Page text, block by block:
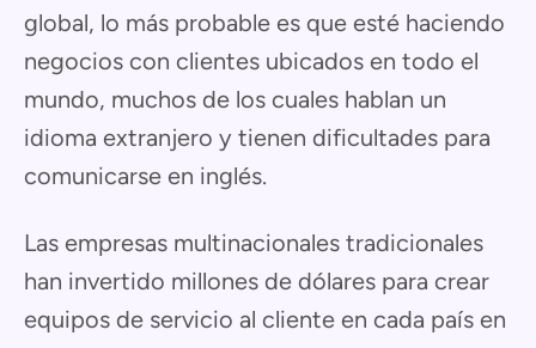
global, lo más probable es que esté haciendo
negocios con clientes ubicados en todo el
mundo, muchos de los cuales hablan un
idioma extranjero y tienen dificultades para
comunicarse en inglés.
Las empresas multinacionales tradicionales
han invertido millones de dólares para crear
equipos de servicio al cliente en cada país en